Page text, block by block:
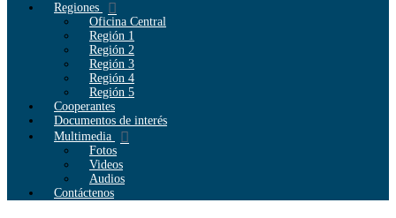
Regiones
Oficina Central
Región 1
Región 2
Región 3
Región 4
Región 5
Cooperantes
Documentos de interés
Multimedia
Fotos
Videos
Audios
Contáctenos